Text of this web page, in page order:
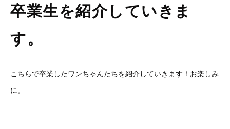
卒業生を紹介していきま
す。
こちらで卒業したワンちゃんたちを紹介していきます！お楽しみ
に。